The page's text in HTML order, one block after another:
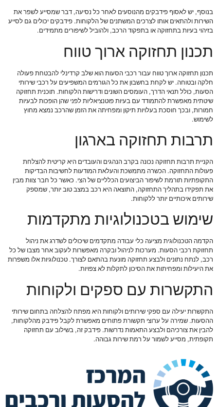
בנוסף, יש לאסוף פידבקים מהנוסעים לאחר כל נסיעה, דבר שמסייע לשפר את
השירות ולהתאים אותו לצרכים המשתנים של הלקוחות. פידבקים יכולים גם לסייע
בזיהוי בעיות בתחזוקה או בתפקוד הרכב, ולהוביל לשיפורים מתמידים.
תכנון תחזוקה ארוך טווח
תכנון תחזוקה ארוך טווח עבור רכבי הסעות הוא שלב קרדינלי להבטחת פעולה
חלקה ובטוחה. יש לקחת בחשבון את כל הגורמים המשפיעים על רכבי שירותי
הסעות, כולל תנאי הדרך, העומסים השונים ודרישות הלקוחות. תוכנית תחזוקה
שיטתית מאפשרת להתמודד עם בעיות פוטנציאליות לפני שהן הופכות לבעיות
חמורות, ובכך חוסכת בעלויות תיקון ומפחיתה את הזמן שהרכב נמצא מחוץ
לשימוש.
תרבות תחזוקה בארגון
הקניית תרבות תחזוקה נכונה בקרב הנהגים והעובדים היא קריטית להצלחת
פעולות התחזוקה. הכשרה מתמשכת והעלאת המודעות לחשיבות הבדיקות
התקופתיות תורמת לשיפור הביצועים הכלליים של הצי. כאשר כל חבר צוות מבין
את תפקידו בתהליך התחזוקה, התוצאה היא רכב במצב טוב יותר, שמספק
שירותים איכותיים יותר ללקוחות.
שימוש בטכנולוגיות מתקדמות
הקדמה הטכנולוגית מציעה כלי עבודה מתקדמים שיכולים לשדרג את ניהול
תחזוקת רכבי הסעות. מערכות לניהול ובקרה מאפשרות לעקוב אחר מצבו של כל
רכב, לנתח נתונים ולבצע תחזוקה מונעת בהתאם לצורך. טכנולוגיות אלו משפרות
את היעילות ומפחיתות את הסיכון לתקלות לא צפויות.
התקשרות עם ספקים ולקוחות
התקשרות יעילה עם ספקי שירותים ולקוחות היא מפתח להצלחה בתחום שירותי
ההסעות. שמירה על ערוצי תקשורת פתוחים מאפשרת לקבל פידבק מהלקוחות,
להבין את צורכיהם ולבצע התאמות נדרשות. פידבק זה, בשילוב עם תחזוקה
תקופתית, מסייע לשמור על רמת שירות גבוהה.